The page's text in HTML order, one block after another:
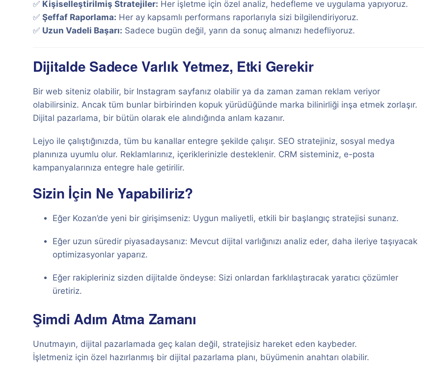
✅ Kişiselleştirilmiş Stratejiler: Her işletme için özel analiz, hedefleme ve uygulama yapıyoruz.
✅ Şeffaf Raporlama: Her ay kapsamlı performans raporlarıyla sizi bilgilendiriyoruz.
✅ Uzun Vadeli Başarı: Sadece bugün değil, yarın da sonuç almanızı hedefliyoruz.
Dijitalde Sadece Varlık Yetmez, Etki Gerekir
Bir web siteniz olabilir, bir Instagram sayfanız olabilir ya da zaman zaman reklam veriyor
olabilirsiniz. Ancak tüm bunlar birbirinden kopuk yürüdüğünde marka bilinirliği inşa etmek zorlaşır.
Dijital pazarlama, bir bütün olarak ele alındığında anlam kazanır.
Lejyo ile çalıştığınızda, tüm bu kanallar entegre şekilde çalışır. SEO stratejiniz, sosyal medya
planınıza uyumlu olur. Reklamlarınız, içeriklerinizle desteklenir. CRM sisteminiz, e-posta
kampanyalarınıza entegre hale getirilir.
Sizin İçin Ne Yapabiliriz?
Eğer Kozan’de yeni bir girişimseniz: Uygun maliyetli, etkili bir başlangıç stratejisi sunarız.
Eğer uzun süredir piyasadaysanız: Mevcut dijital varlığınızı analiz eder, daha ileriye taşıyacak
optimizasyonlar yaparız.
Eğer rakipleriniz sizden dijitalde öndeyse: Sizi onlardan farklılaştıracak yaratıcı çözümler
üretiriz.
Şimdi Adım Atma Zamanı
Unutmayın, dijital pazarlamada geç kalan değil, stratejisiz hareket eden kaybeder.
İşletmeniz için özel hazırlanmış bir dijital pazarlama planı, büyümenin anahtarı olabilir.